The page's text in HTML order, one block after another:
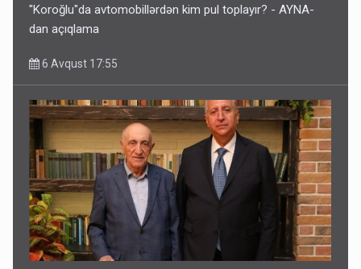
"Koroğlu"da avtomobillərdən kim pul toplayır? - AYNA-
dan açıqlama
6 Avqust 17:55